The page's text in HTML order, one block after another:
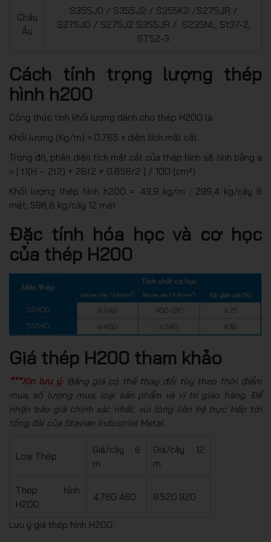
Châu
Âu
S355J0 / S355J2 / S355K2 /S275JR /
S275J0 / S275J2 S355JR / S235NL, St37-2,
ST52-3
Cách tính trọng lượng thép
hình h200
Công thức tính khối lượng dành cho thép H200 là:
Khối lượng (Kg/m) = 0.785 x diện tích mặt cắt
Trong đó, phần diện tích mặt cắt của thép hình sẽ tính bằng a
= [ t1(H – 2t2) + 2Bt2 + 0.858r2 ] / 100 (cm²)
Khối lượng thép hình h200 = 49,9 kg/m ; 299,4 kg/cây 6
mét; 598,8 kg/cây 12 mét
Đặc tính hóa học và cơ học
của thép H200
Giá thép H200 tham khảo
***Xin lưu ý:Bảng giá có thể thay đổi tùy theo thời điểm
mua, số lượng mua, loại sản phẩm và vị trí giao hàng. Để
nhận báo giá chính xác nhất, vui lòng liên hệ trực tiếp tới
tổng đài của Stavian Industrial Metal.
Loại Thép
Giá/cây 6
m
Giá/cây 12
m
Thép hình
H200
4.760.460 9.520.920
Lưu ý giá thép hình H200: